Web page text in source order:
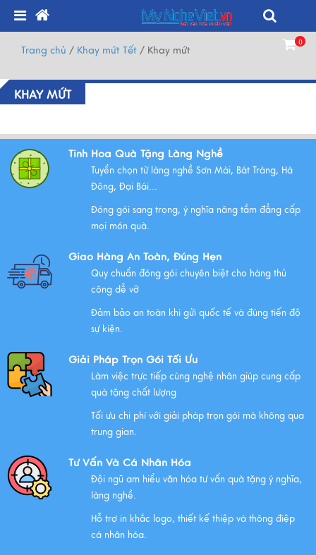
0
Trang chủ / Khay mứt Tết / Khay mứt
KHAY MỨT
Tinh Hoa Quà Tặng Làng Nghề
Tuyển chọn từ làng nghề Sơn Mài, Bát Tràng, Hà
Đông, Đại Bái...
Đóng gói sang trọng, ý nghĩa nâng tầm đẳng cấp
mọi món quà.
Giao Hàng An Toàn, Đúng Hẹn
Quy chuẩn đóng gói chuyên biệt cho hàng thủ
công dễ vỡ
Đảm bảo an toàn khi gửi quốc tế và đúng tiến độ
sự kiện.
Giải Pháp Trọn Gói Tối Ưu
Làm việc trực tiếp cùng nghệ nhân giúp cung cấp
quà tặng chất lượng
Tối ưu chi phí với giải pháp trọn gói mà không qua
trung gian.
Tư Vấn Và Cá Nhân Hóa
Đội ngũ am hiểu văn hóa tư vấn quà tặng ý nghĩa,
làng nghề.
Hỗ trợ in khắc logo, thiết kế thiệp và thông điệp
cá nhân hóa.